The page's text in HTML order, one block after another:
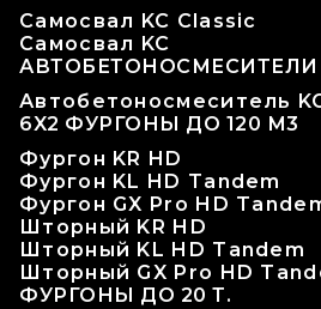
Самосвал KC Classic
Самосвал KC
АВТОБЕТОНОСМЕСИТЕЛИ
Автобетоносмеситель
6X2 ФУРГОНЫ ДО 120 М3
Фургон KR HD
Фургон KL HD Tandem
Фургон GX Pro HD
Шторный KR HD
Шторный KL HD Tandem
Шторный GX Pro HD
ФУРГОНЫ ДО 20 Т.